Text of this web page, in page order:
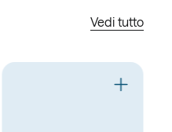
Vedi tutto